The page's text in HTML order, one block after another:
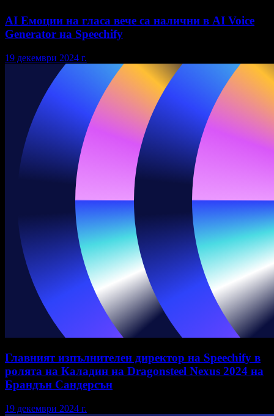
AI Емоции на гласа вече са налични в AI Voice
Generator на Speechify
19 декември 2024 г.
Главният изпълнителен директор на Speechify в
ролята на Каладин на Dragonsteel Nexus 2024 на
Брандън Сандерсън
19 декември 2024 г.